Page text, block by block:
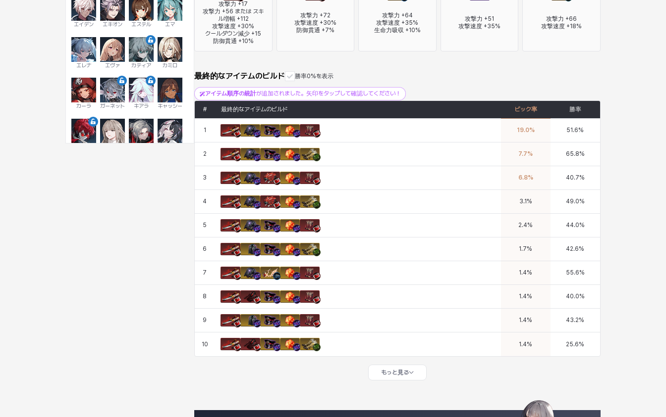
エイデン エキオン エステル エマ
エレナ エヴァ カティア カミロ
カーラ ガーネット キアラ キャッシー
攻撃力 +17
攻撃力 +56 または スキ
ル増幅 +112
攻撃速度 +30%
クールダウン減少 +15
防御貫通 +10%
攻撃力 +72
攻撃速度 +30%
防御貫通 +7%
攻撃力 +64
攻撃速度 +35%
生命力吸収 +10%
攻撃力 +51
攻撃速度 +35%
攻撃力 +66
攻撃速度 +18%
最終的なアイテムのビルド 勝率0%を表示
アイテム順序の統計が追加されました。矢印をタップして確認してください！
# 最終的なアイテムのビルド ピック率 勝率
1 19.0% 51.6%
2 7.7% 65.8%
3 6.8% 40.7%
4 3.1 % 49.0%
5 2.4% 44.0%
6 1.7% 42.6%
7 1.4% 55.6%
8 1.4% 40.0%
9 1.4% 43.2%
10 1.4% 25.6%
もっと見る